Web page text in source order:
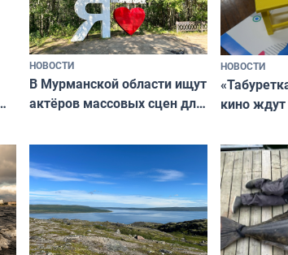
НОВОСТИ
В Мурманской области ищут
актёров массовых сцен для
короткометражном фильме
НОВОСТИ
кино